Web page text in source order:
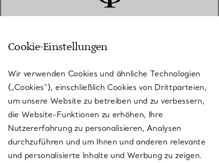
KUNDENSERVICE
SERVICES
ÜBER TIFFANY & CO.
Cookie-Einstellungen
Wir verwenden Cookies und ähnliche Technologien
(„Cookies“), einschließlich Cookies von Drittparteien,
um unsere Website zu betreiben und zu verbessern,
die Website-Funktionen zu erhöhen, Ihre
Nutzererfahrung zu personalisieren, Analysen
durchzuführen und um Ihnen und anderen relevante
und personalisierte Inhalte und Werbung zu zeigen.